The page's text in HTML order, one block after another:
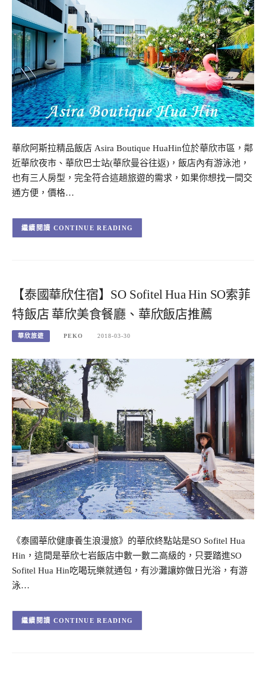
華欣阿斯拉精品飯店 Asira Boutique HuaHin位於華欣市區，鄰
近華欣夜市、華欣巴士站(華欣曼谷往返)，飯店內有游泳池，
也有三人房型，完全符合這趟旅遊的需求，如果你想找一間交
通方便，價格…
CONTINUE READING
【泰國華欣住宿】SO Sofitel Hua Hin SO索菲
特飯店 華欣美食餐廳、華欣飯店推薦
華欣旅遊 PEKO 2018-03-30
《泰國華欣健康養生浪漫旅》的華欣終點站是SO Sofitel Hua
Hin，這間是華欣七岩飯店中數一數二高級的，只要踏進SO
Sofitel Hua Hin吃喝玩樂就通包，有沙灘讓妳做日光浴，有游
泳…
CONTINUE READING